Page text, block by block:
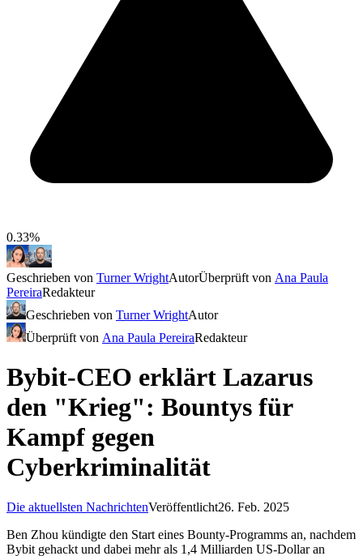
0.33%
Geschrieben von Turner WrightAutorÜberprüft von Ana Paula
PereiraRedakteur
Geschrieben von Turner WrightAutor
Überprüft von Ana Paula PereiraRedakteur
Bybit-CEO erklärt Lazarus
den "Krieg": Bountys für
Kampf gegen
Cyberkriminalität
Die aktuellsten NachrichtenVeröffentlicht26. Feb. 2025
Ben Zhou kündigte den Start eines Bounty-Programms an, nachdem
Bybit gehackt und dabei mehr als 1,4 Milliarden US-Dollar an